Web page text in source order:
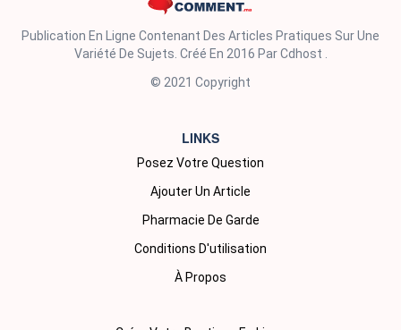
Publication En Ligne Contenant Des Articles Pratiques Sur Une
Variété De Sujets. Créé En 2016 Par Cdhost .
© 2021 Copyright
LINKS
Posez Votre Question
Ajouter Un Article
Pharmacie De Garde
Conditions D'utilisation
À Propos